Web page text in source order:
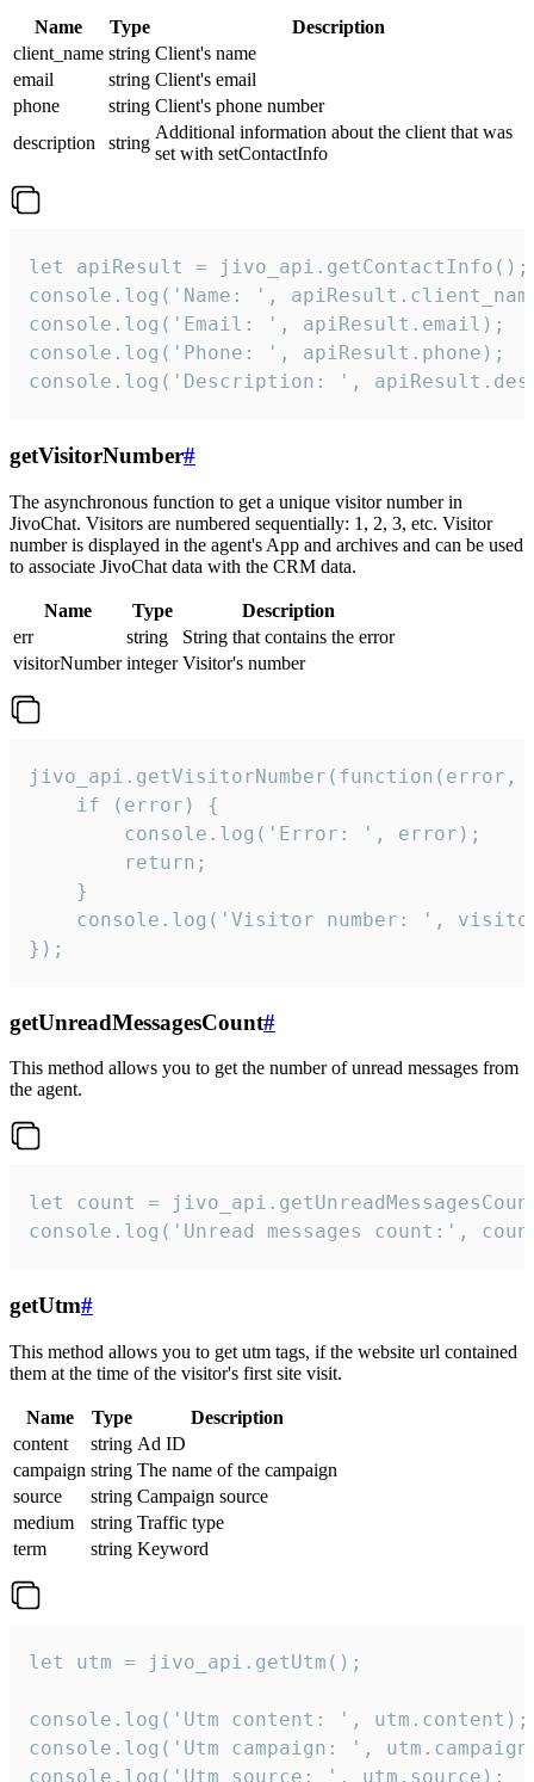
Name Type
Description
client_name string Client's name
email
string Client's email
phone
string Client's phone number
description
string
Additional information about the client that was
set with setContactInfo
let apiResult = jivo_api.getContactInfo();
console.log('Name: ',
console.log('Email: ', apiResult.email);
console.log('Phone: ', apiResult.phone);
console.log('Description: ',
getVisitorNumber#
The asynchronous function to get a unique visitor number in
JivoChat. Visitors are numbered sequentially: 1, 2, 3, etc. Visitor
number is displayed in the agent's App and archives and can be used
to associate JivoChat data with the CRM data.
Name Type
Description
err
string
String that contains the error
visitorNumber integer Visitor's number
jivo_api.getVisitorNumber(function(error,
    if (error) {
        console.log('Error: ', error);
        return;
    }
console.log('Visitor number: ',
});
getUnreadMessagesCount#
This method allows you to get the number of unread messages from
the agent.
let count =
console.log('Unread messages count:',
getUtm#
This method allows you to get utm tags, if the website url contained
them at the time of the visitor's first site visit.
Name Type
Description
content
string Ad ID
campaign string The name of the campaign
source
string Campaign source
medium
string Traffic type
term
string Keyword
let utm = jivo_api.getUtm();
console.log('Utm content: ', utm.content);
console.log('Utm campaign: ',
console.log('Utm source: ', utm.source);